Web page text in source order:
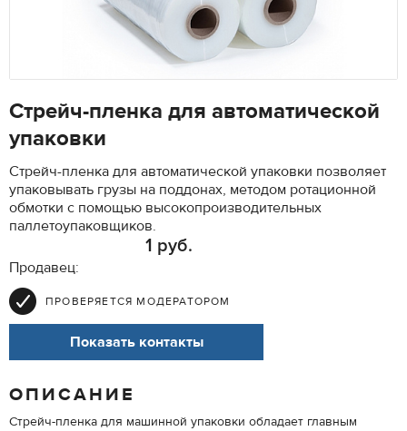
Стрейч-пленка для автоматической
упаковки
Стрейч-пленка для автоматической упаковки позволяет
упаковывать грузы на поддонах, методом ротационной
обмотки с помощью высокопроизводительных
паллетоупаковщиков.
1 руб.
Продавец:
ПРОВЕРЯЕТСЯ МОДЕРАТОРОМ
Показать контакты
ОПИСАНИЕ
Стрейч-пленка для машинной упаковки обладает главным